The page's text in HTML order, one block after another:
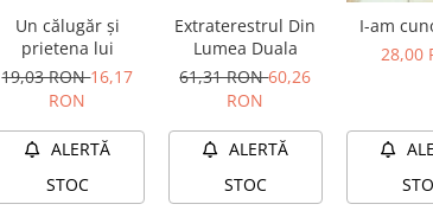
Un călugăr și
prietena lui
19,03 RON16,17
RON
ALERTĂ
STOC
Extraterestrul Din
Lumea Duala
61,31 RON60,26
RON
ALERTĂ
STOC
I-am
28,00